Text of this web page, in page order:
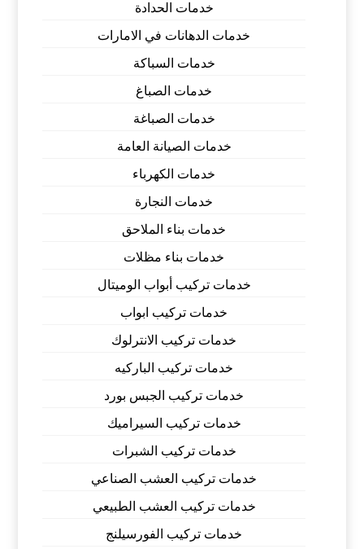
خدمات الحدادة
خدمات الدهانات في الامارات
خدمات السباكة
خدمات الصباغ
خدمات الصباغة
خدمات الصيانة العامة
خدمات الكهرباء
خدمات النجارة
خدمات بناء الملاحق
خدمات بناء مظلات
خدمات تركيب أبواب الوميتال
خدمات تركيب ابواب
خدمات تركيب الانترلوك
خدمات تركيب الباركيه
خدمات تركيب الجبس بورد
خدمات تركيب السيراميك
خدمات تركيب الشبرات
خدمات تركيب العشب الصناعي
خدمات تركيب العشب الطبيعي
خدمات تركيب الفورسيلنج